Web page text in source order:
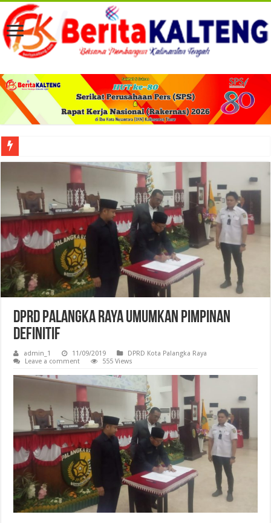
Viral! Selama Dua Bulan Lebih Siltap Serta Tunjangan Pemdes dan BPD di
DPRD Palangka Raya Umumkan Pimpinan
Definitif
admin_1 11/09/2019
DPRD Kota Palangka Raya
Leave a comment
555 Views